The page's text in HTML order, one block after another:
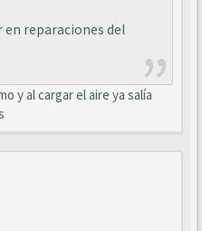
en reparaciones del
y al cargar el aire ya salía